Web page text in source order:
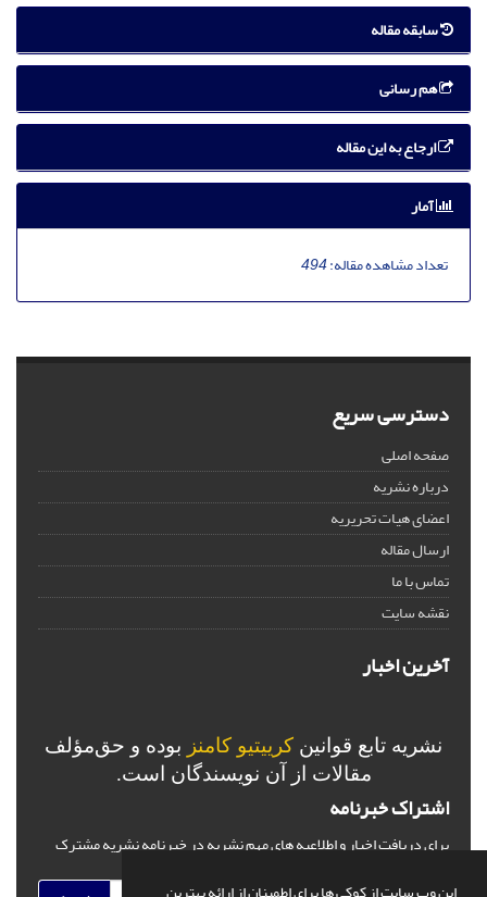
سابقه مقاله
هم رسانی
ارجاع به این مقاله
آمار
تعداد مشاهده مقاله:494
دسترسی سریع
صفحه اصلی
درباره نشریه
اعضای هیات تحریریه
ارسال مقاله
تماس با ما
نقشه سایت
آخرین اخبار
نشریه تابع قوانین کرییتیو کامنز بوده و حق‌مؤلف
مقالات از آن نویسندگان است.
اشتراک خبرنامه
برای دریافت اخبار و اطلاعیه های مهم نشریه در خبرنامه نشریه مشترک